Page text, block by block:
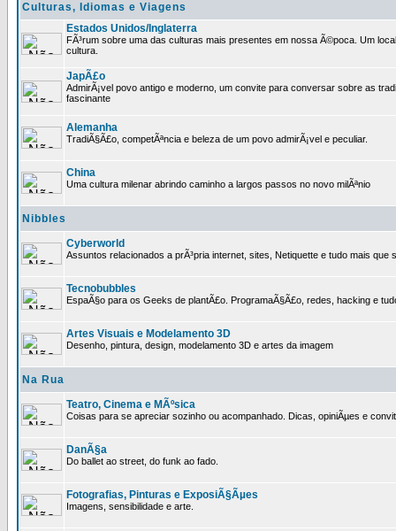
Culturas, Idiomas e Viagens
Estados Unidos/Inglaterra
FÃ³rum sobre uma das culturas mais presentes em nossa Ã©poca. Um
cultura.
JapÃ£o
AdmirÃ¡vel povo antigo e moderno, um convite para conversar sobre as
fascinante
Alemanha
TradiÃ§Ã£o, competÃªncia e beleza de um povo admirÃ¡vel e peculiar.
China
Uma cultura milenar abrindo caminho a largos passos no novo milÃªnio
Nibbles
Cyberworld
Assuntos relacionados a prÃ³pria internet, sites, Netiquette e tudo mais que
Tecnobubbles
EspaÃ§o para os Geeks de plantÃ£o. ProgramaÃ§Ã£o, redes, hacking e
Artes Visuais e Modelamento 3D
Desenho, pintura, design, modelamento 3D e artes da imagem
Na Rua
Teatro, Cinema e MÃºsica
Coisas para se apreciar sozinho ou acompanhado. Dicas, opiniÃµes e
DanÃ§a
Do ballet ao street, do funk ao fado.
Fotografias, Pinturas e ExposiÃ§Ãµes
Imagens, sensibilidade e arte.